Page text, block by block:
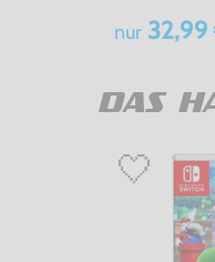
nur 32,99
DAS